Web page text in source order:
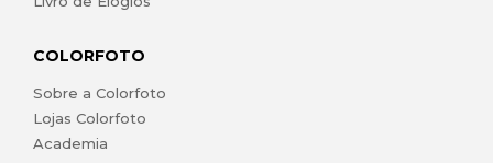
COLORFOTO
Sobre a Colorfoto
Lojas Colorfoto
Academia